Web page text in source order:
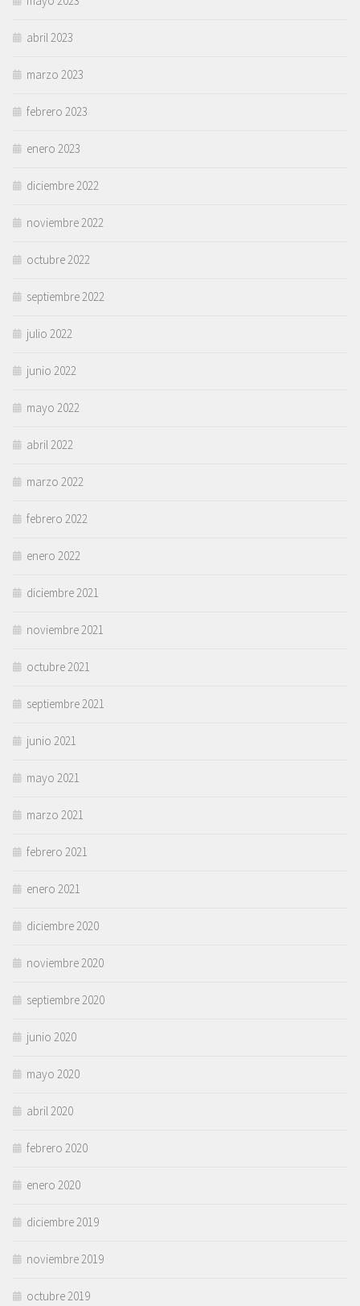
abril 2023
marzo 2023
febrero 2023
enero 2023
diciembre 2022
noviembre 2022
octubre 2022
septiembre 2022
julio 2022
junio 2022
mayo 2022
abril 2022
marzo 2022
febrero 2022
enero 2022
diciembre 2021
noviembre 2021
octubre 2021
septiembre 2021
junio 2021
mayo 2021
marzo 2021
febrero 2021
enero 2021
diciembre 2020
noviembre 2020
septiembre 2020
junio 2020
mayo 2020
abril 2020
febrero 2020
enero 2020
diciembre 2019
noviembre 2019
octubre 2019